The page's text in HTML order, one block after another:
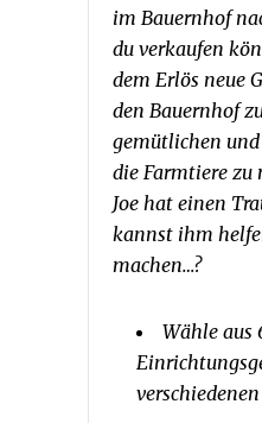
im Bauernhof
du verkaufen
dem Erlös neue
den Bauernhof
gemütlichen
die Farmtiere zu
Joe hat einen
kannst ihm
machen…?
Wähle aus